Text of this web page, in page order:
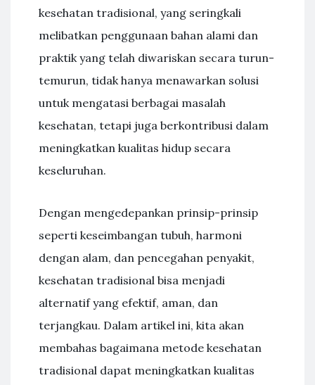
kesehatan tradisional, yang seringkali
melibatkan penggunaan bahan alami dan
praktik yang telah diwariskan secara turun-
temurun, tidak hanya menawarkan solusi
untuk mengatasi berbagai masalah
kesehatan, tetapi juga berkontribusi dalam
meningkatkan kualitas hidup secara
keseluruhan.
Dengan mengedepankan prinsip-prinsip
seperti keseimbangan tubuh, harmoni
dengan alam, dan pencegahan penyakit,
kesehatan tradisional bisa menjadi
alternatif yang efektif, aman, dan
terjangkau. Dalam artikel ini, kita akan
membahas bagaimana metode kesehatan
tradisional dapat meningkatkan kualitas